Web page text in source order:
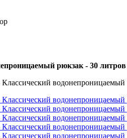
рюкзак - 30 литров